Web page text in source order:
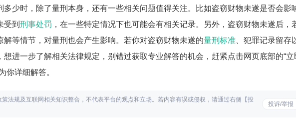
多少时，除了量刑本身，还有一些相关问题值得关注。比如盗窃财物未遂是否会影
受到 刑事处罚 ，在一些特定情况下也可能会有相关记录。另外，盗窃财物未遂后，
解等情节，对量刑也会产生影响。若你对盗窃财物未遂的量刑标准 、犯罪记录留存
想进一步了解相关法律规定，别错过获取专业解答的机会，赶紧点击网页底部的“立
你详细解答。
投诉/举报
法规及互联网相关知识整合，不代表平台的观点和立场。若内容有误或侵权，请通过右侧【投